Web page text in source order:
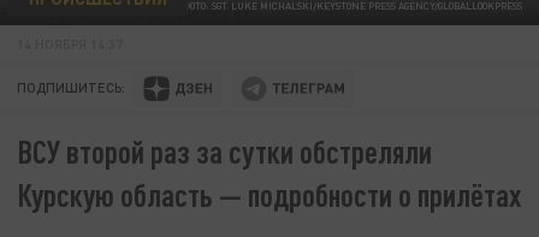
ФОТО: SGT. LUKE MICHALSKI/KEYSTONE PRESS AGENCY/GLOBALLOOKPRESS
ПОДПИШИТЕСЬ:
ВСУ второй раз за сутки обстреляли
Курскую область — подробности о прилётах